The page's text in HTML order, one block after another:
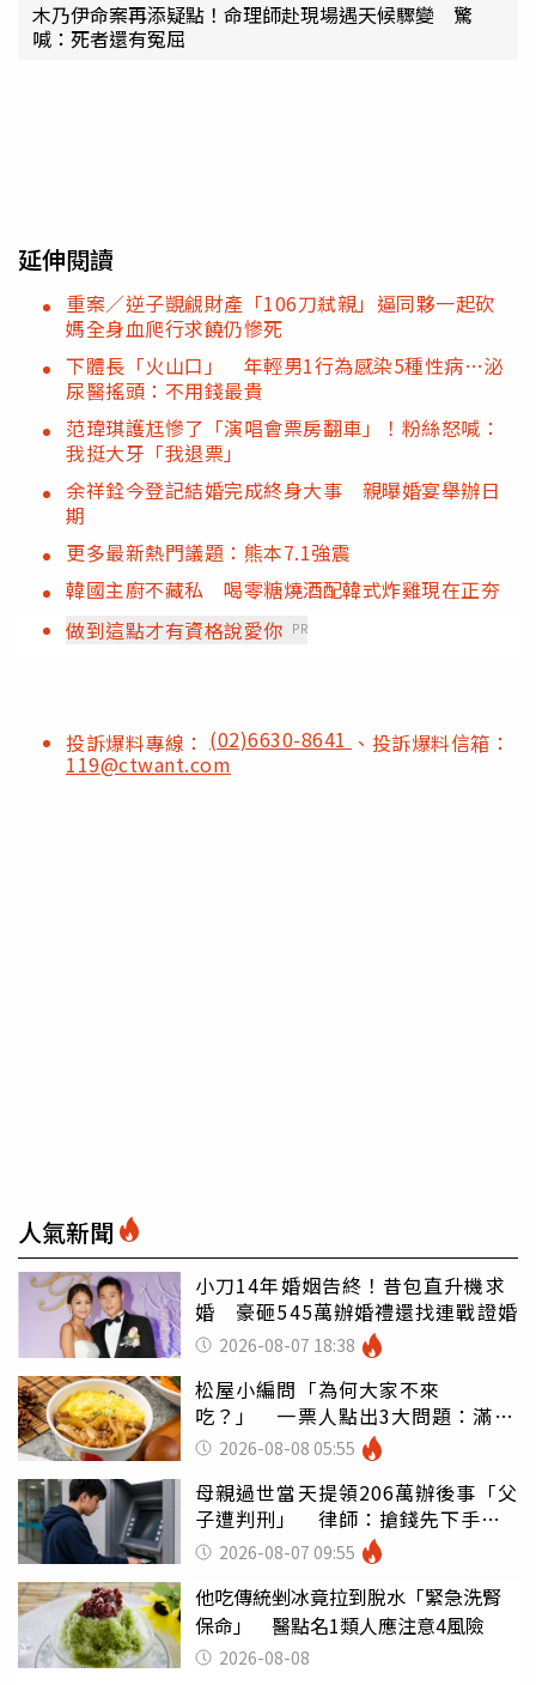
木乃伊命案再添疑點！命理師赴現場遇天候驟變 驚
喊：死者還有冤屈
延伸閱讀
重案／逆子覬覦財產「106刀弒親」逼同夥一起砍
媽全身血爬行求饒仍慘死
下體長「火山口」 年輕男1行為感染5種性病…泌
尿醫搖頭：不用錢最貴
范瑋琪護尪慘了「演唱會票房翻車」！粉絲怒喊：
我挺大牙「我退票」
余祥銓今登記結婚完成終身大事 親曝婚宴舉辦日
期
更多最新熱門議題：熊本7.1強震
韓國主廚不藏私 喝零糖燒酒配韓式炸雞現在正夯
做到這點才有資格說愛你 PR
投訴爆料專線： (02)6630-8641 、投訴爆料信箱：
119@ctwant.com
人氣新聞
小刀14年婚姻告終！昔包直升機求
婚 豪砸545萬辦婚禮還找連戰證婚
2026-08-07 18:38
松屋小編問「為何大家不來
吃？」 一票人點出3大問題：滿手
好牌打到爛
2026-08-08 05:55
母親過世當天提領206萬辦後事「父
子遭判刑」 律師：搶錢先下手是
罪 2026-08-07 09:55
他吃傳統剉冰竟拉到脫水「緊急洗腎
保命」 醫點名1類人應注意4風險
2026-08-08